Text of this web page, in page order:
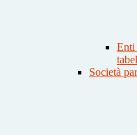
Enti
Società